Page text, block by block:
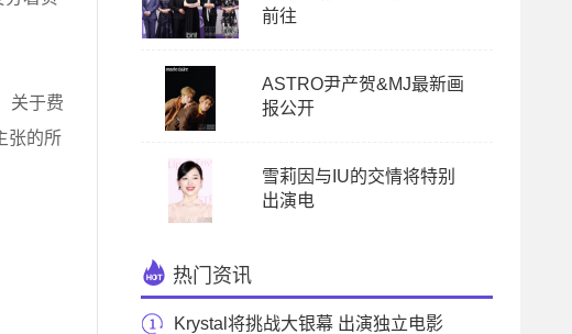
关于费
张的所
前往
ASTRO尹产贺&MJ最新画
报公开
雪莉因与IU的交情将特别
出演电
热门资讯
Krystal将挑战大银幕 出演独立电影